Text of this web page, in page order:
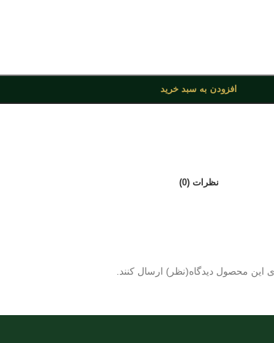
افزودن به سبد خرید
نظرات (0)
این محصول دیدگاه(نظر) ارسال کنند.